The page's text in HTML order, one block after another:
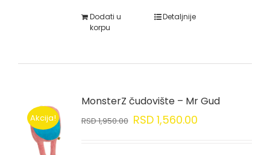
Dodati u
korpu
Detaljnije
Akcija!
MonsterZ čudovište – Mr Gud
RSD1,950.00 RSD1,560.00